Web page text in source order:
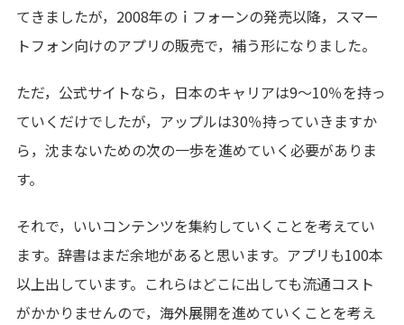
てきましたが，2008年のｉフォーンの発売以降，スマー
トフォン向けのアプリの販売で，補う形になりました。
ただ，公式サイトなら，日本のキャリアは9～10％を持っ
ていくだけでしたが，アップルは30％持っていきますか
ら，沈まないための次の一歩を進めていく必要がありま
す。
それで，いいコンテンツを集約していくことを考えてい
ます。辞書はまだ余地があると思います。アプリも100本
以上出しています。これらはどこに出しても流通コスト
がかかりませんので，海外展開を進めていくことを考え